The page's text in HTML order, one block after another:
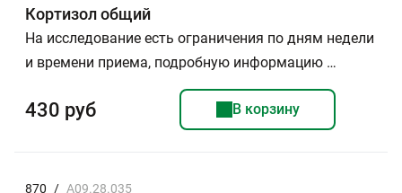
Кортизол общий
На исследование есть ограничения по дням недели
и времени приема, подробную информацию …
430 руб В корзину
870 / A09.28.035